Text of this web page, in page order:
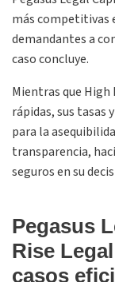
más competitivas
demandantes a
caso concluye.
Mientras que
rápidas, sus tasas
para la
transparencia,
seguros en su
Pegasus
Rise
casos